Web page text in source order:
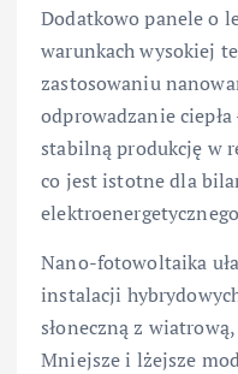
Dodatkowo panele o
warunkach wysokiej
zastosowaniu
odprowadzanie
stabilną produkcję w
co jest istotne dla
Nano-fotowoltaika
instalacji
słoneczną z
Mniejsze i lżejsze